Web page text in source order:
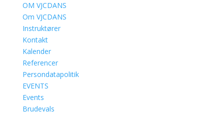
OM VJCDANS
Om VJCDANS
Instruktører
Kontakt
Kalender
Referencer
Persondatapolitik
EVENTS
Events
Brudevals